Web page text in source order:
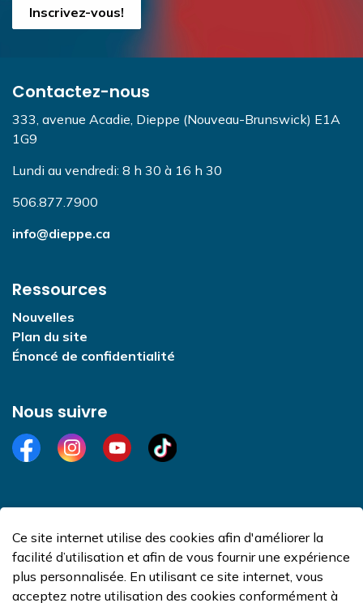
Ce site internet utilise des cookies afin d'améliorer la
facilité d’utilisation et afin de vous fournir une expérience
plus personnalisée. En utilisant ce site internet, vous
acceptez notre utilisation des cookies conformément à
Inscrivez-vous!
Contactez-nous
333, avenue Acadie, Dieppe (Nouveau-Brunswick) E1A
1G9
Lundi au vendredi: 8 h 30 à 16 h 30
506.877.7900
info@dieppe.ca
Ressources
Nouvelles
Plan du site
Énoncé de confidentialité
Nous suivre
FacebookInstagramYouTubeTikTok
© 2026 Ville de Dieppe
Made with Govstack